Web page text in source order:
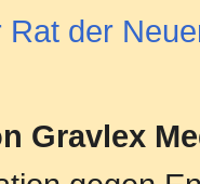
Rat der
Gravlex